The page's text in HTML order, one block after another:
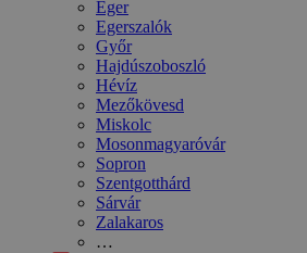
Eger
Egerszalók
Győr
Hajdúszoboszló
Hévíz
Mezőkövesd
Miskolc
Mosonmagyaróvár
Sopron
Szentgotthárd
Sárvár
Zalakaros
…